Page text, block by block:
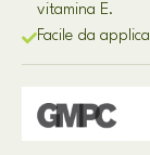
vitamina E.
Facile da